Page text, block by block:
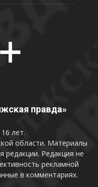
правда»
лет.
области. Материалы
редакции. Редакция не
рекламной
в комментариях.